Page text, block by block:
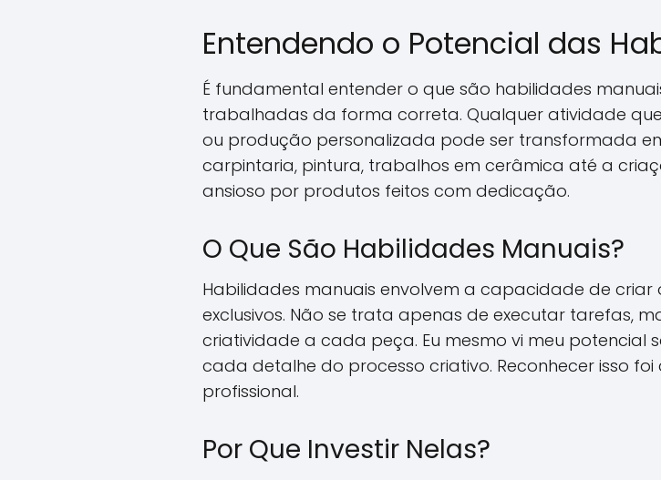
Entendendo o Potencial das
É fundamental entender o que são habilidades
trabalhadas da forma correta. Qualquer atividade
ou produção personalizada pode ser transformada
carpintaria, pintura, trabalhos em cerâmica até a
ansioso por produtos feitos com dedicação.
O Que São Habilidades Manuais?
Habilidades manuais envolvem a capacidade de
exclusivos. Não se trata apenas de executar tarefas,
criatividade a cada peça. Eu mesmo vi meu potencial
cada detalhe do processo criativo. Reconhecer isso
profissional.
Por Que Investir Nelas?